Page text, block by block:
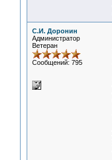
С.И. Доронин
Администратор
Ветеран
Сообщений: 795